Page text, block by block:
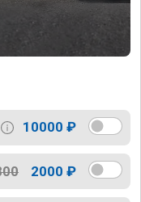
10000 ₽
2000 ₽